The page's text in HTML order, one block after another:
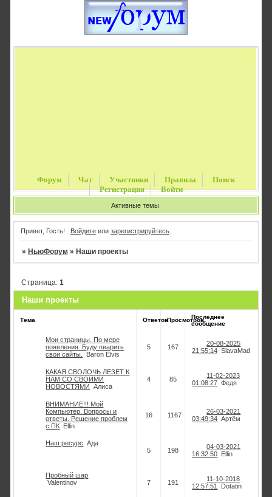
Форум Чат Участники Правила
Поиск
Регистрация
Войти
Активные темы
Привет, Гость! Войдитеили зарегистрируйтесь.
» НьюФорум » Наши проекты
Наши проекты
Страница: 1
Тема ОтветовПросмотровПоследнее
сообщение
Мои страницы. По мере
появления. Буду пиарить
свои сайты.
Baron Elvis
5 167
20-08-2025
21:55:14 SlavaMad
КАКАЯ СВОЛОЧЬ ЛЕЗЕТ К
НАМ СО СВОИМИ
НОВОСТЯМИ
Алиса
4 85
11-02-2023
01:08:27 Федя
ВНИМАНИЕ!!! Мой
Компьютер. Вопросы и
ответы. Решение проблем
с ПК Ellin
16 1167
26-03-2021
03:49:34 Артём
Наш ресурс
Ада
5
198
04-03-2021
16:32:50 Ellin
Пробный шар
Valentinov
7 191
11-10-2018
12:57:51
Dotatin